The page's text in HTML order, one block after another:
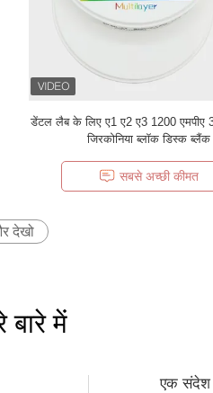
डेंटल लैब के लिए ए1 ए2 ए3 1200 एमपीए
जिरकोनिया ब्लॉक डिस्क ब्लैंक
सबसे अच्छी कीमत
देखो
बारे में
एक संदेश